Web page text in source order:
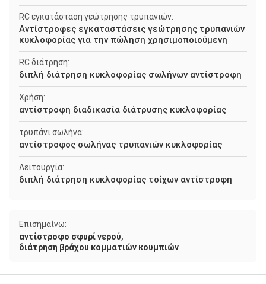
RC εγκατάσταση γεώτρησης τρυπανιών:
Αντίστροφες εγκαταστάσεις γεώτρησης τρυπανιών
κυκλοφορίας για την πώληση χρησιμοποιούμενη
RC διάτρηση:
διπλή διάτρηση κυκλοφορίας σωλήνων αντίστροφη
Χρήση:
αντίστροφη διαδικασία διάτρυσης κυκλοφορίας
τρυπάνι σωλήνα:
αντίστροφος σωλήνας τρυπανιών κυκλοφορίας
Λειτουργία:
διπλή διάτρηση κυκλοφορίας τοίχων αντίστροφη
Επισημαίνω:
αντίστροφο σφυρί νερού,
διάτρηση βράχου κομματιών κουμπιών